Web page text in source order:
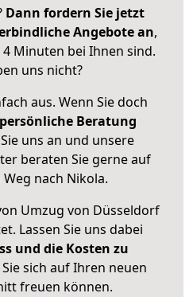
Dann fordern Sie jetzt
Angebote an,
Minuten bei Ihnen sind.
uns nicht?
aus. Wenn Sie doch
persönliche Beratung
uns an und unsere
beraten Sie gerne auf
nach Nikola.
Umzug von Düsseldorf
Lassen Sie uns dabei
und die Kosten zu
sich auf Ihren neuen
freuen können.